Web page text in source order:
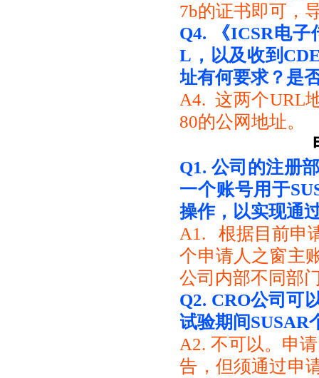
7b的证书即可，
Q4.
《ICSR电
L，以及收到
址有何要求？ 是
A4. 这两个URL
80的公网地址。
Q1. 公司的注册
一个账号用于
操作，以实现通
A1. 根据目前申
个申请人之窗主
公司内部不同部
Q2. CRO公司可
试验期间SUSAR
A2. 不可以。申
告，但须通过申